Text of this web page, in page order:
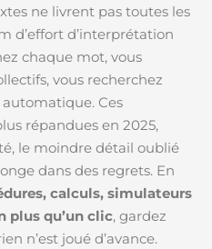
ne livrent pas toutes les
d’effort d’interprétation
chaque mot, vous
vous recherchez
automatique. Ces
répandues en 2025,
le moindre détail oublié
dans des regrets. En
calculs, simulateurs
plus qu’un clic, gardez
n’est joué d’avance.